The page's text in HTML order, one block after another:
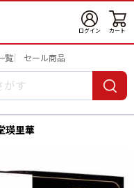
ログイン カート
覧 セール商品
瑛里華